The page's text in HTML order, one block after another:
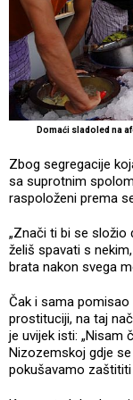
Domaći sladoled na
Zbog segregacije
sa suprotnim
raspoloženi prema
„Znači ti bi se
želiš spavati s
brata nakon svega
Čak i sama pomisao
prostituciji, na taj
je uvijek isti: „Nisam
Nizozemskoj gdje
pokušavamo zaštititi